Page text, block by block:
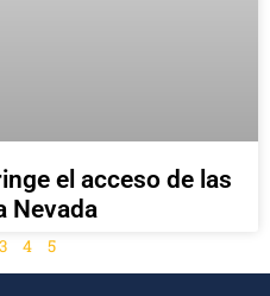
el acceso de las
Nevada
3 4 5